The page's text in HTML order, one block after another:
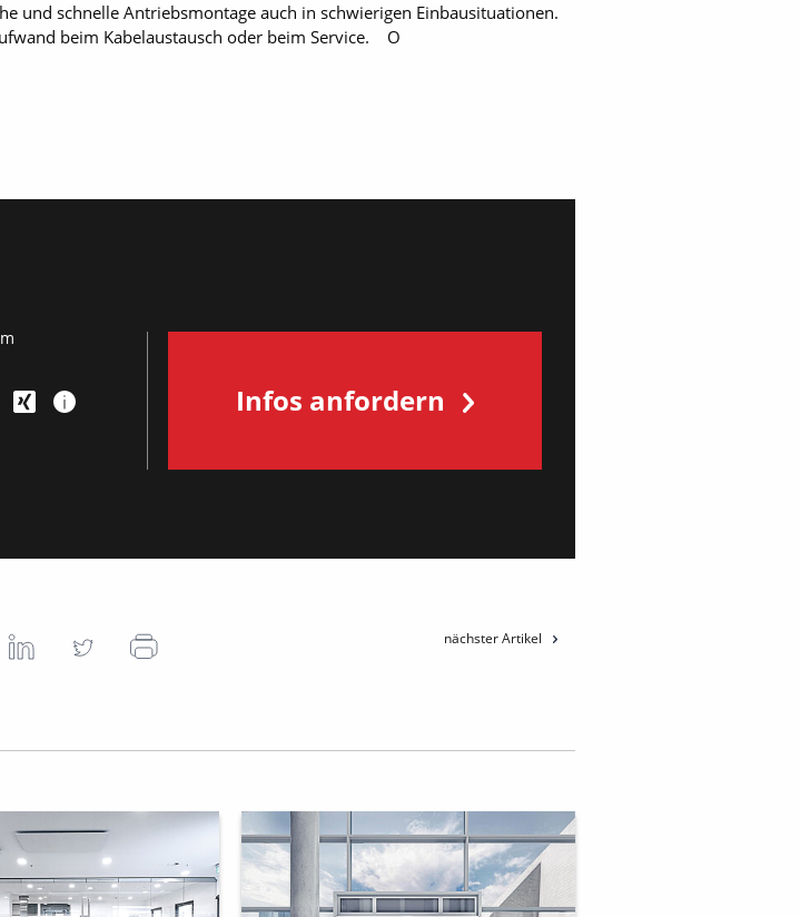
und schnelle Antriebsmontage auch in schwierigen Einbausituationen.
beim Kabelaustausch oder beim Service. O
Infos anfordern
nächster Artikel